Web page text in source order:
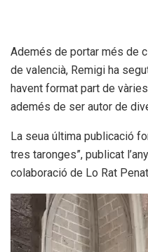
Ademés de portar més de
de valencià, Remigi ha
havent format part de
ademés de ser autor de
La seua última publicació
tres taronges”, publicat
colaboració de Lo Rat